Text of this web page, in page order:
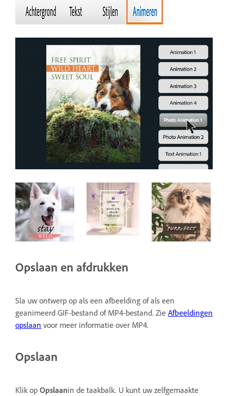
Opslaan en afdrukken
Sla uw ontwerp op als een afbeelding of als een
geanimeerd GIF-bestand of MP4-bestand. Zie Afbeeldingen
opslaan voor meer informatie over MP4.
Opslaan
Klik op Opslaanin de taakbalk. U kunt uw zelfgemaakte